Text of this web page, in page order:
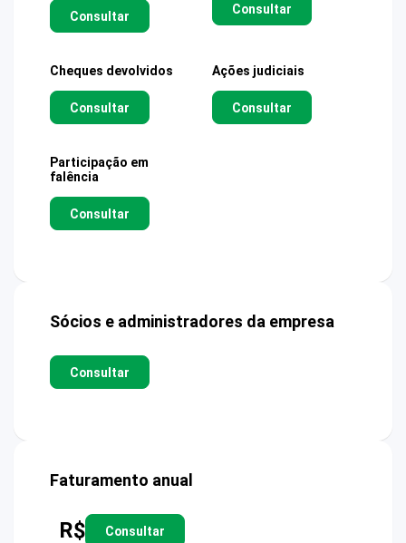
Consultar Consultar
Cheques devolvidos
Consultar
Ações judiciais
Consultar
Participação em
falência
Consultar
Sócios e administradores da empresa
Consultar
Faturamento anual
R$ Consultar